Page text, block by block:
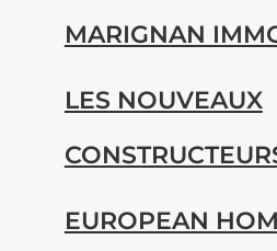
MARIGNAN
LES NOUVEAUX
EUROPEAN